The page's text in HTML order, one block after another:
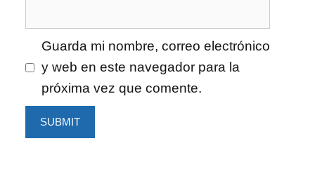
Guarda mi nombre, correo electrónico
y web en este navegador para la
próxima vez que comente.